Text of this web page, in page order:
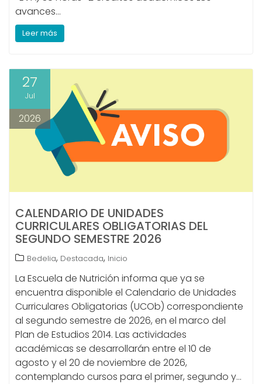
avances…
Leer más
27
Jul
2026
CALENDARIO DE UNIDADES
CURRICULARES OBLIGATORIAS DEL
SEGUNDO SEMESTRE 2026
Bedelia, Destacada, Inicio
La Escuela de Nutrición informa que ya se
encuentra disponible el Calendario de Unidades
Curriculares Obligatorias (UCOb) correspondiente
al segundo semestre de 2026, en el marco del
Plan de Estudios 2014. Las actividades
académicas se desarrollarán entre el 10 de
agosto y el 20 de noviembre de 2026,
contemplando cursos para el primer, segundo y…